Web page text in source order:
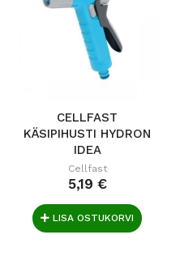
CELLFAST
KÄSIPIHUSTI HYDRON
IDEA
Cellfast
5,19 €
LISA OSTUKORVI